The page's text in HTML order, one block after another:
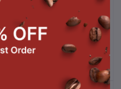
ถุงคู่ 12 แพ็ค